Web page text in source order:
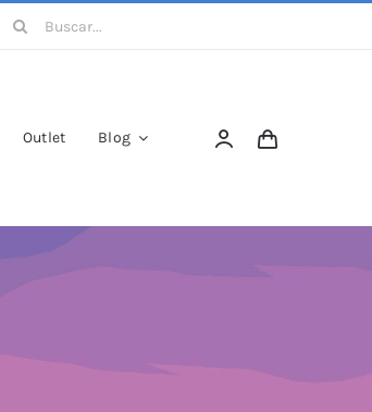
Buscar:
Outlet Blog